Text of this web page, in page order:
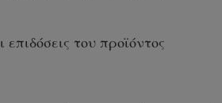
του προϊόντος